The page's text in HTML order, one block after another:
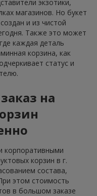
экзотики,
магазинов. Но букет
и из чистой
Также это может
каждая деталь
корзина, как
статус и
на
корпоративными
корзин в г.
состава,
этом стоимость
в большом заказе